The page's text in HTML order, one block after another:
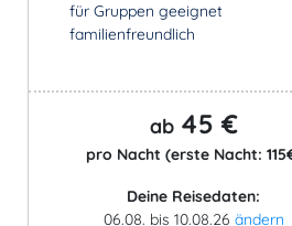
für Gruppen geeignet
familienfreundlich
ab 45 €
pro Nacht (erste Nacht:
Deine Reisedaten:
06.08. bis 10.08.26 ändern